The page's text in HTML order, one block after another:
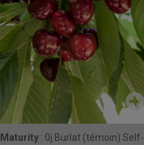
Maturity : 0j Burlat (témoin) Self-